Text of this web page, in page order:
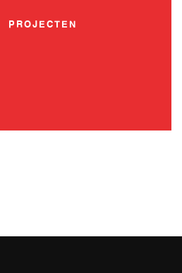
PROJECTEN